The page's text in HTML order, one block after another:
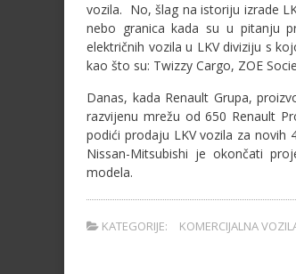
vozila. No, šlag na istoriju izrade
nebo granica kada su u pitanju
električnih vozila u LKV diviziju s
kao što su: Twizzy Cargo, ZOE
Danas, kada Renault Grupa,
razvijenu mrežu od 650 Renault
podići prodaju LKV vozila za novih
Nissan-Mitsubishi je okončati
modela.
KATEGORIJE: KOMERCIJALNA